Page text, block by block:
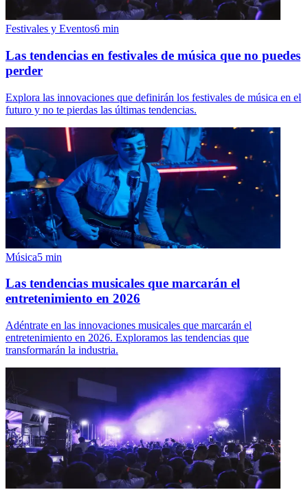
Festivales y Eventos6 min
Las tendencias en festivales de música que no puedes
perder
Explora las innovaciones que definirán los festivales de música en el
futuro y no te pierdas las últimas tendencias.
Música5 min
Las tendencias musicales que marcarán el
entretenimiento en 2026
Adéntrate en las innovaciones musicales que marcarán el
entretenimiento en 2026. Exploramos las tendencias que
transformarán la industria.